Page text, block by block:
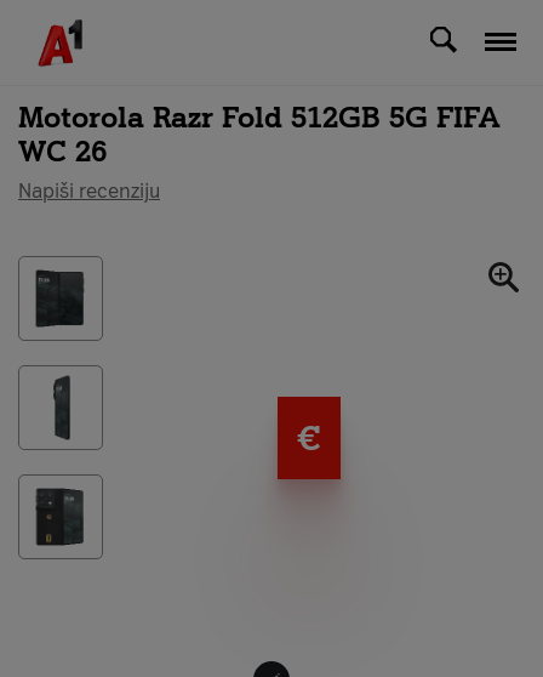
Svi uređaji
Motorola Razr Fold 512GB 5G FIFA
WC 26
Napiši recenziju
€